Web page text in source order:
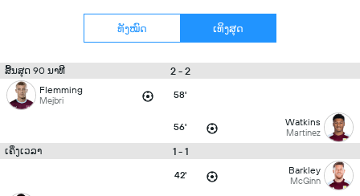
ທັງໝົດ ເທິງສຸດ
ສິ້ນສຸດ 90 ນາທີ 2 - 2
Flemming
Mejbri 58'
56' Watkins
Martinez
ເຄິ່ງເວລາ 1 - 1
42' Barkley
McGinn